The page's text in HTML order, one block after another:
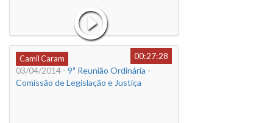
Camil Caram
00:27:28
03/04/2014 - 9ª Reunião Ordinária -
Comissão de Legislação e Justiça